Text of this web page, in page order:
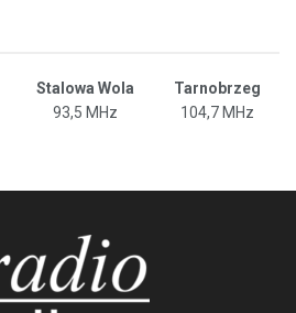
Stalowa Wola
Tarnobrzeg
93,5 MHz 104,7 MHz